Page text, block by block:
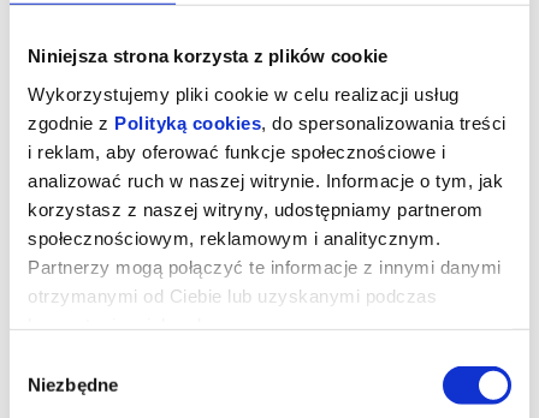
Niniejsza strona korzysta z plików cookie
Wykorzystujemy pliki cookie w celu realizacji usług
zgodnie z Polityką cookies , do spersonalizowania treści
i reklam, aby oferować funkcje społecznościowe i
analizować ruch w naszej witrynie. Informacje o tym, jak
korzystasz z naszej witryny, udostępniamy partnerom
społecznościowym, reklamowym i analitycznym.
Partnerzy mogą połączyć te informacje z innymi danymi
otrzymanymi od Ciebie lub uzyskanymi podczas
zgody
Niezbędne
Lublin Jazz Festiwal: Forever
Forward: ØKSE (US/DK/SE)
Międzynarodowy projekt balansujący na granicy jazzu, hip-hopu,
elektroniki i haitańskiego vodou. Ich debiutancki album ukazał się
w 2024 roku w cenionej wytwórni Backwoodz. Zespół tworzy